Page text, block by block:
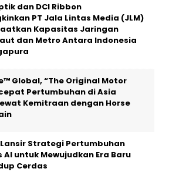
dan DCI Ribbon
PT Jala Lintas Media (JLM)
Kapasitas Jaringan
dan Metro Antara Indonesia
Global, “The Original Motor
Pertumbuhan di Asia
Kemitraan dengan Horse
Lansir Strategi Pertumbuhan
AI untuk Mewujudkan Era Baru
Cerdas